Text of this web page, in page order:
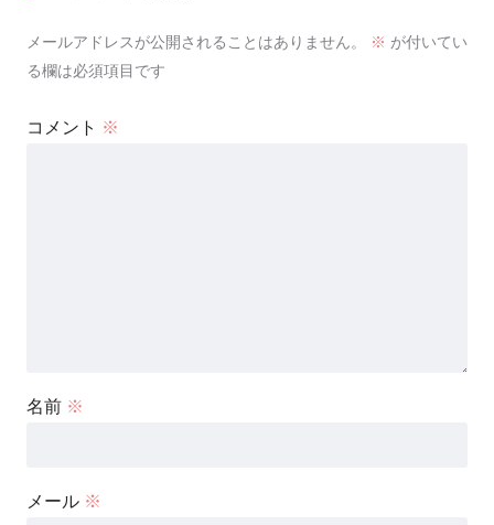
メールアドレスが公開されることはありません。 ※ が付いてい
る欄は必須項目です
コメント ※
名前 ※
メール ※